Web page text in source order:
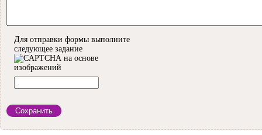
Для отправки формы выполните
следующее задание